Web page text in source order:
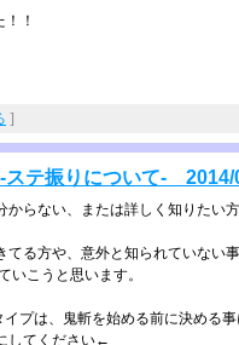
！
]
ステ振りについて- 2014/
らない、または詳しく知りたい­
る方や、意外と知られていない­事
いこうと思いま­す。
プは、鬼斬を始める前に決める
してください←